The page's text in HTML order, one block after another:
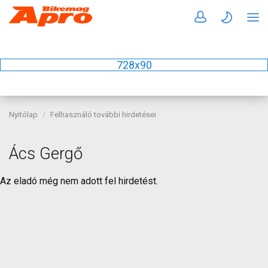
728x90
Nyitólap Felhasználó további hirdetései
Ács Gergő
Az eladó még nem adott fel hirdetést.